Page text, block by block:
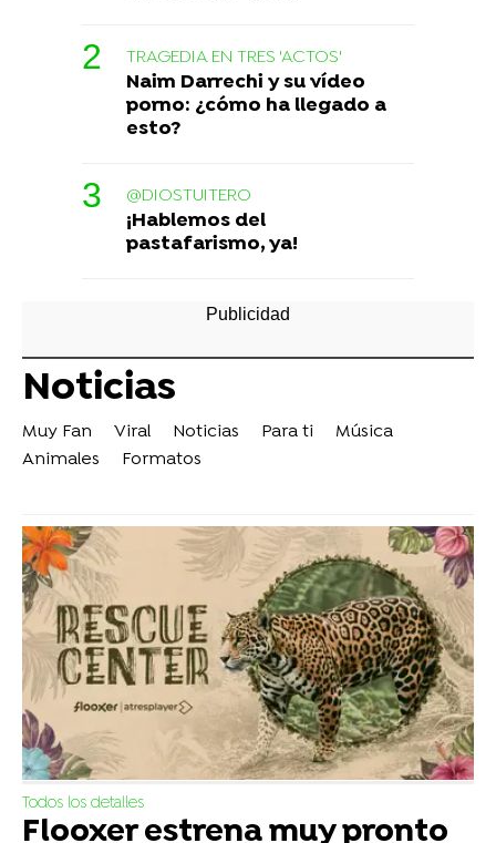
TRAGEDIA EN TRES 'ACTOS'
Naim Darrechi y su vídeo
porno: ¿cómo ha llegado a
esto?
@DIOSTUITERO
¡Hablemos del
pastafarismo, ya!
Noticias
Muy Fan Viral Noticias Para ti
Música
Animales
Formatos
Todos los detalles
Flooxer estrena muy pronto